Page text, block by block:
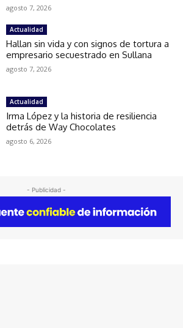
agosto 7, 2026
Actualidad
Hallan sin vida y con signos de tortura a
empresario secuestrado en Sullana
agosto 7, 2026
Actualidad
Irma López y la historia de resiliencia
detrás de Way Chocolates
agosto 6, 2026
- Publicidad -